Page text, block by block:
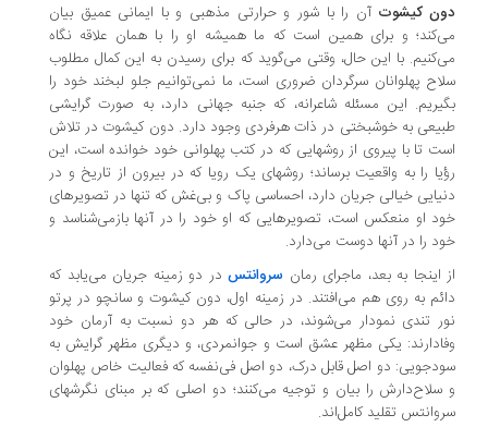
کیشوتآن را با شور و حرارتی مذهبی و با ایمانی عمیق بیان
و برای همین است که ما همیشه او را با همان علاقه نگاه
با این حال،‌ وقتی می‌گوید که برای رسیدن به این کمال مطلوب
پهلوانان سرگردان ضروری است، ما نمی‌توانیم جلو لبخند خود را
این مسئله شاعرانه، که جنبه جهانی دارد، به صورت گرایشی
به خوشبختی در ذات هرفردی وجود دارد. دون کیشوت در تلاش
تا با پیروی از روشهایی که در کتب پهلوانی خود خوانده است، این
را به واقعیت برساند؛ روشهای یک رویا که در بیرون از تاریخ و در
خیالی جریان دارد، احساسی پاک و بی‌غش که تنها در تصویرهای
او منعکس است، تصویرهایی که او خود را در آنها بازمی‌شناسد و
را در آنها دوست می‌دارد.
اینجا به بعد، ماجرای رمانسروانتسدر دو زمینه جریان می‌یابد که
به روی هم می‌افتند. در زمینه اول،‌ دون کیشوت و سانچو در پرتو
تندی نمودار می‌شوند، در حالی که هر دو نسبت به آرمان خود
یکی مظهر عشق است و جوانمردی، و دیگری مظهر گرایش به
دو اصل قابل درک، دو اصل فی‌نفسه که فعالیت خاص پهلوان
را بیان و توجیه می‌کنند؛ دو اصلی که بر مبنای نگرشهای
تقلید کامل‌اند.